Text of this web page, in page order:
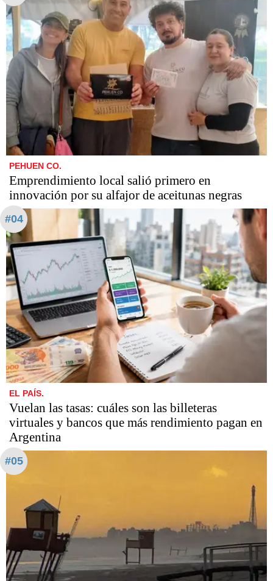
PEHUEN CO.
Emprendimiento local salió primero en
innovación por su alfajor de aceitunas negras
#04
EL PAÍS.
Vuelan las tasas: cuáles son las billeteras
virtuales y bancos que más rendimiento pagan en
Argentina
#05